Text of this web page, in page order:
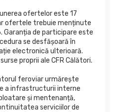
ofertelor este 17
ofertele trebuie menținute
Garanția de participare este
se desfășoară în
electronică ulterioară.
proprii ale CFR Călători.
feroviar urmărește
a infrastructurii interne
și mentenanță,
serviciilor de